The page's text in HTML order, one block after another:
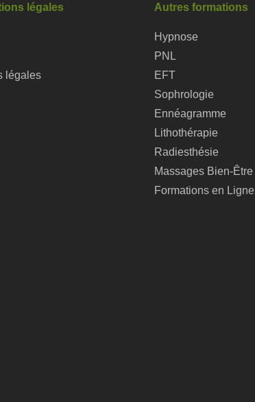
légales
légales
Autres formations
Hypnose
PNL
EFT
Sophrologie
Ennéagramme
Lithothérapie
Radiesthésie
Massages Bien-Être
Formations en Ligne